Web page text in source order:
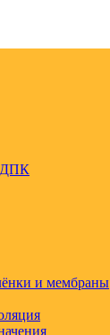
ДПК
и мембраны